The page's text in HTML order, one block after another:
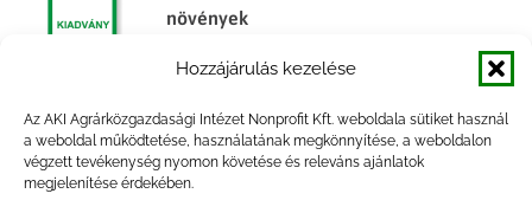
Hozzájárulás kezelése
Az AKI Agrárközgazdasági Intézet Nonprofit Kft. weboldala sütiket használ
a weboldal működtetése, használatának megkönnyítése, a weboldalon
végzett tevékenység nyomon követése és releváns ajánlatok
megjelenítése érdekében.
növények
Agrárpiaci jelentések – Gabona és ipari
növények